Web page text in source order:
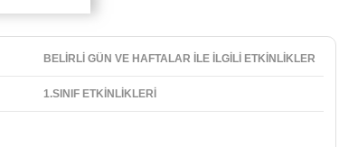
BELİRLİ GÜN VE HAFTALAR İLE İLGİLİ ETKİNLİKLER
1.SINIF ETKİNLİKLERİ